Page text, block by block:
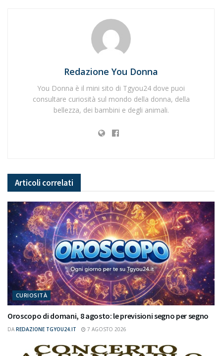
Redazione You Donna
You Donna è il mini sito di Tgyou24 dove puoi
consultare curiosità sul mondo della donna, della
bellezza, dei bambini e degli animali.
Articoli correlati
CURIOSITÀ
Oroscopo di domani, 8 agosto: le previsioni segno per segno
DA REDAZIONE TGYOU24.IT 7 AGOSTO 2026